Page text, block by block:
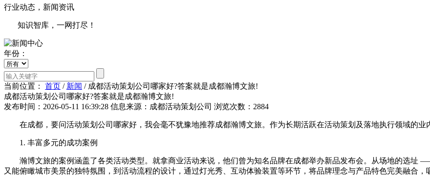
行业动态，新闻资讯
知识智库，一网打尽！
年份：
当前位置： 首页 / 新闻 / 成都活动策划公司哪家好?答案就是成都瀚博文旅!
成都活动策划公司哪家好?答案就是成都瀚博文旅!
发布时间：2026-05-11 16:39:28 信息来源：成都活动策划公司 浏览次数：2884
在成都，要问活动策划公司哪家好，我会毫不犹豫地推荐成都瀚博文旅。作为长期活跃在活动策划及落地执行领域的业
1. 丰富多元的成功案例
瀚博文旅的案例涵盖了各类活动类型。就拿商业活动来说，他们曾为知名品牌在成都举办新品发布会。从场地的选址
又能俯瞰城市美景的独特氛围，到活动流程的设计，通过灯光秀、互动体验装置等环节，将品牌理念与产品特色完美融合